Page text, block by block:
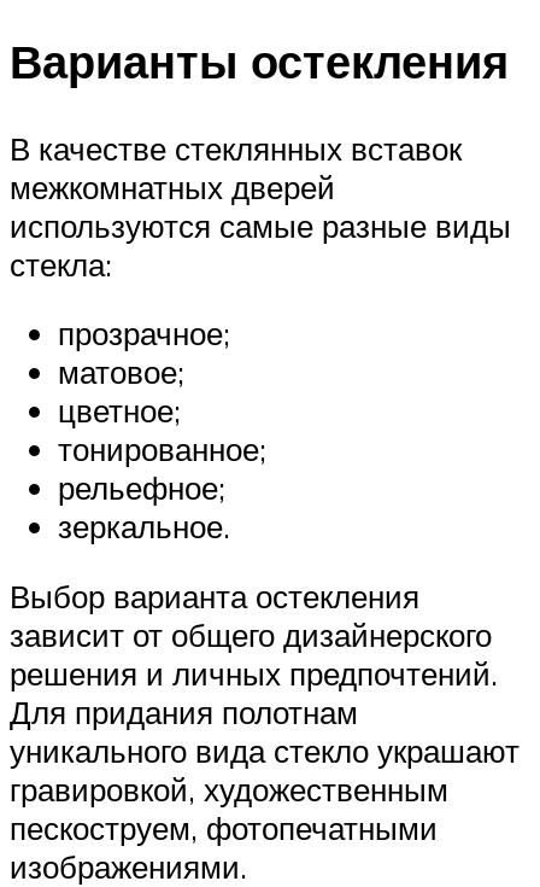
Варианты остекления
В качестве стеклянных вставок
межкомнатных дверей
используются самые разные виды
стекла:
прозрачное;
матовое;
цветное;
тонированное;
рельефное;
зеркальное.
Выбор варианта остекления
зависит от общего дизайнерского
решения и личных предпочтений.
Для придания полотнам
уникального вида стекло украшают
гравировкой, художественным
пескоструем, фотопечатными
изображениями.